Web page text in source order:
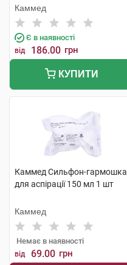
накінечника 8,0 мм/F24 1 шт
Каммед
Є в наявності
від 186.00 грн
КУПИТИ
Каммед Сильфон-гармошка
для аспірації 150 мл 1 шт
Каммед
Немає в наявності
від 69.00 грн